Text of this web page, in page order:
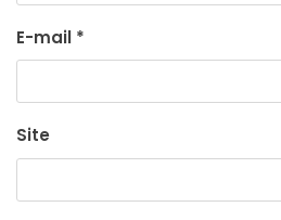
E-mail *
Site